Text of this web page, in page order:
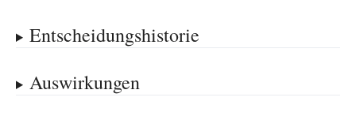
Entscheidungshistorie
Auswirkungen